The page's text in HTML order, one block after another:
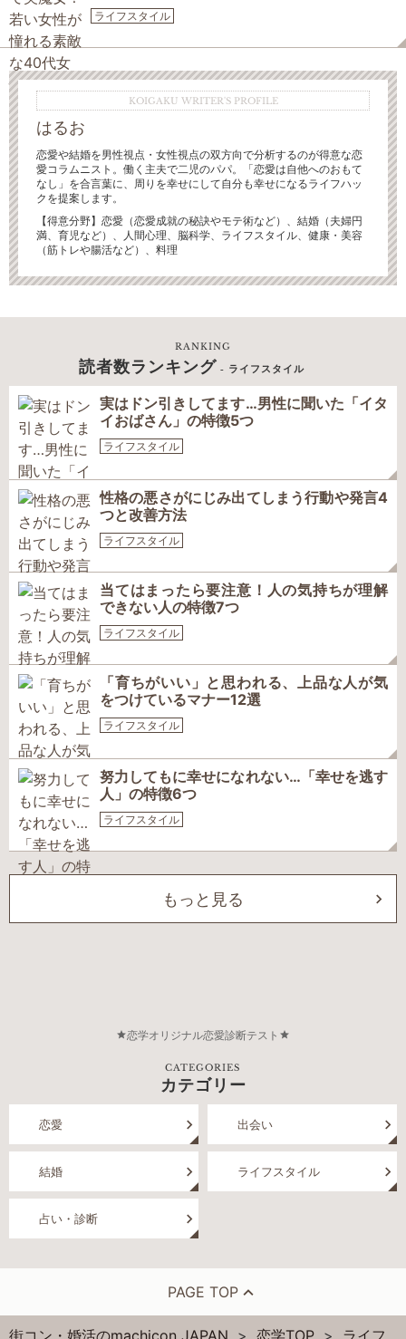
ライフスタイル
KOIGAKU WRITER'S PROFILE
はるお
恋愛や結婚を男性視点・女性視点の双方向で分析するのが得意な恋
愛コラムニスト。働く主夫で二児のパパ。「恋愛は自他へのおもて
なし」を合言葉に、周りを幸せにして自分も幸せになるライフハッ
クを提案します。
【得意分野】恋愛（恋愛成就の秘訣やモテ術など）、結婚（夫婦円
満、育児など）、人間心理、脳科学、ライフスタイル、健康・美容
（筋トレや腸活など）、料理
RANKING
読者数ランキング - ライフスタイル
実はドン引きしてます…男性に聞いた「イタ
イおばさん」の特徴5つ
ライフスタイル
性格の悪さがにじみ出てしまう行動や発言4
つと改善方法
ライフスタイル
当てはまったら要注意！人の気持ちが理解
できない人の特徴7つ
ライフスタイル
「育ちがいい」と思われる、上品な人が気
をつけているマナー12選
ライフスタイル
努力してもに幸せになれない…「幸せを逃す
人」の特徴6つ
ライフスタイル
もっと見る
恋学オリジナル恋愛診断テスト
CATEGORIES
カテゴリー
恋愛 出会い
結婚 ライフスタイル
占い・診断
PAGE TOP
街コン・婚活のmachicon JAPAN 恋学TOP ライフ